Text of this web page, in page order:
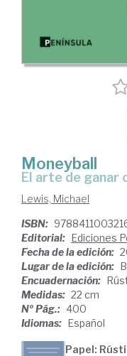
Moneyball
El arte de
Lewis, Michael
ISBN:
Editorial: Ediciones
Fecha de la edición:
Lugar de la edición:
Encuadernación:
Medidas: 22 cm
Nº Pág.: 400
Idiomas: Español
Papel: